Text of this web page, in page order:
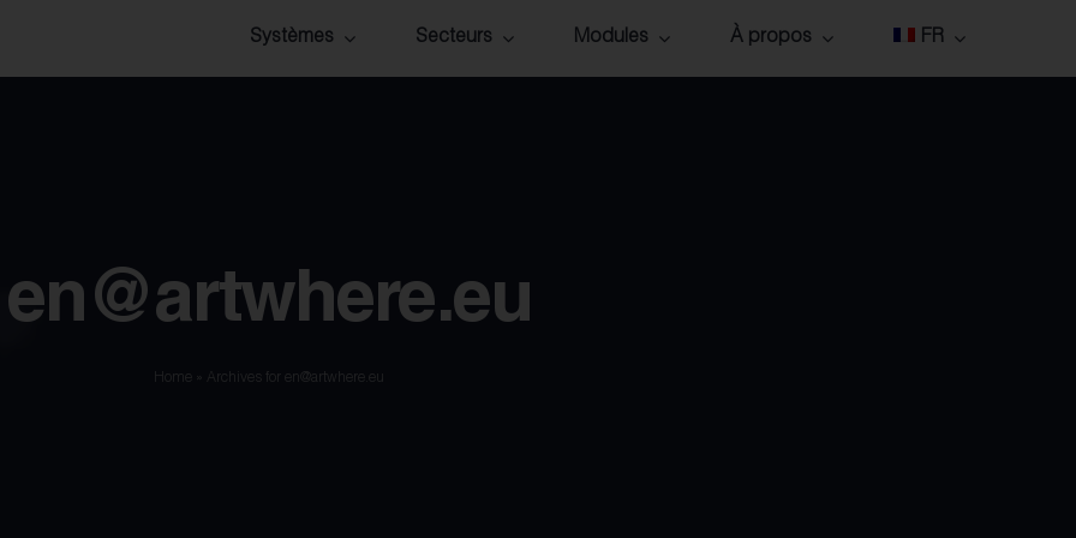
Systèmes
Audience* Sport
Secteurs Modules À propos FR
en@artwhere.eu
Home » Archives for en@artwhere.eu